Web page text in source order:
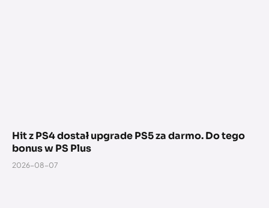
Hit z PS4 dostał upgrade PS5 za darmo. Do tego
bonus w PS Plus
2026-08-07